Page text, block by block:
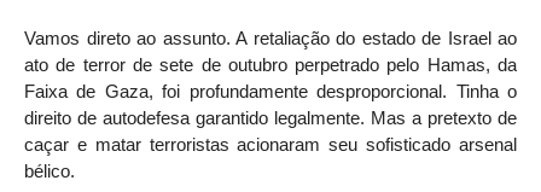
Vamos direto ao assunto. A retaliação do estado de Israel ao
ato de terror de sete de outubro perpetrado pelo Hamas, da
Faixa de Gaza, foi profundamente desproporcional. Tinha o
direito de autodefesa garantido legalmente. Mas a pretexto de
caçar e matar terroristas acionaram seu sofisticado arsenal
bélico.